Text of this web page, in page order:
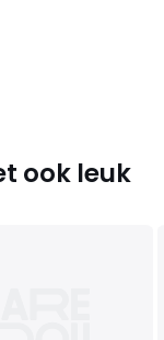
ook leuk